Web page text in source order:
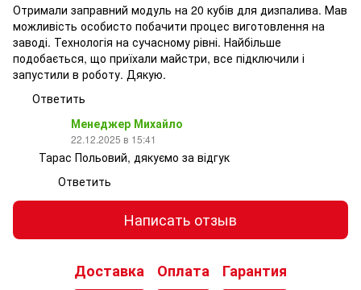
Отримали заправний модуль на 20 кубів для дизпалива. Мав
можливість особисто побачити процес виготовлення на
заводі. Технологія на сучасному рівні. Найбільше
подобається, що приїхали майстри, все підключили і
запустили в роботу. Дякую.
Ответить
Менеджер Михайло
22.12.2025 в 15:41
Тарас Польовий, дякуємо за відгук
Ответить
Написать отзыв
Доставка Оплата Гарантия